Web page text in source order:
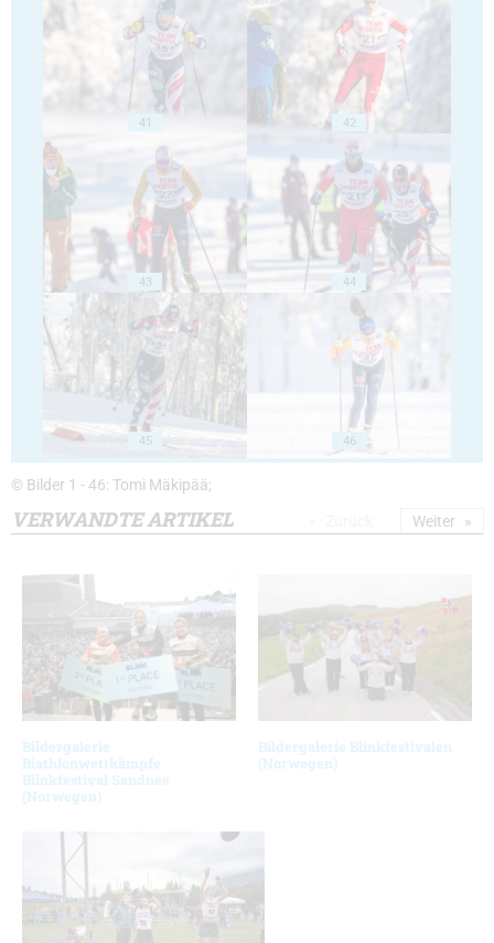
41 42
43 44
45 46
© Bilder 1 - 46: Tomi Mäkipää;
VERWANDTE ARTIKEL
Bildergalerie
Biathlonwettkämpfe
Blinkfestival Sandnes
(Norwegen)
Bildergalerie Blinkfestivalen
(Norwegen)
Weiter